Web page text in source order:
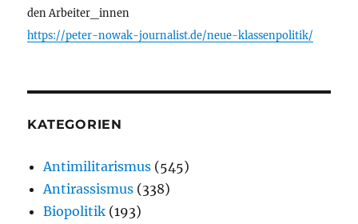
den Arbeiter_innen
https://peter-nowak-journalist.de/neue-klassenpolitik/
KATEGORIEN
Antimilitarismus (545)
Antirassismus (338)
Biopolitik (193)